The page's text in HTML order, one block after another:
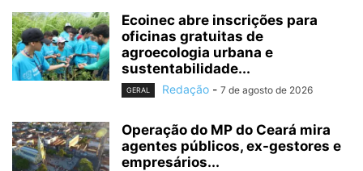
Ecoinec abre inscrições para
oficinas gratuitas de
agroecologia urbana e
sustentabilidade...
GERAL Redação - 7 de agosto de 2026
Operação do MP do Ceará mira
agentes públicos, ex-gestores e
empresários...